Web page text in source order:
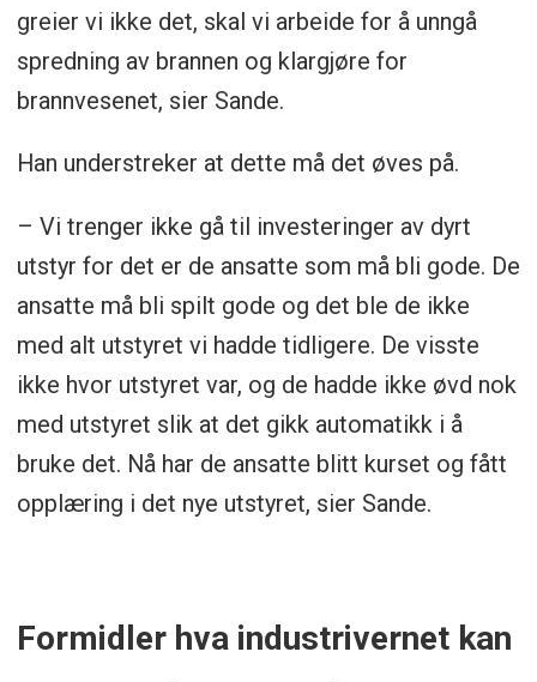
greier vi ikke det, skal vi arbeide for å unngå
spredning av brannen og klargjøre for
brannvesenet, sier Sande.
Han understreker at dette må det øves på.
– Vi trenger ikke gå til investeringer av dyrt
utstyr for det er de ansatte som må bli gode. De
ansatte må bli spilt gode og det ble de ikke
med alt utstyret vi hadde tidligere. De visste
ikke hvor utstyret var, og de hadde ikke øvd nok
med utstyret slik at det gikk automatikk i å
bruke det. Nå har de ansatte blitt kurset og fått
opplæring i det nye utstyret, sier Sande.
Formidler hva industrivernet kan